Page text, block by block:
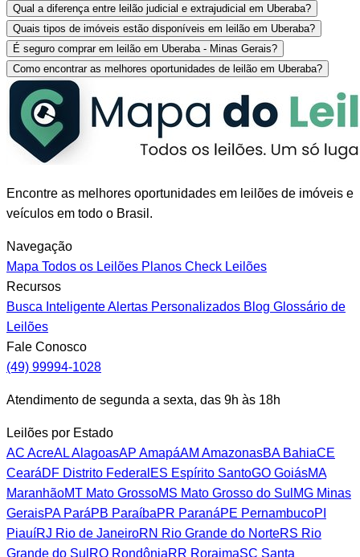
Qual a diferença entre leilão judicial e extrajudicial em Uberaba?
Quais tipos de imóveis estão disponíveis em leilão em Uberaba?
É seguro comprar em leilão em Uberaba - Minas Gerais?
Como encontrar as melhores oportunidades de leilão em Uberaba?
Encontre as melhores oportunidades em leilões de imóveis e
veículos em todo o Brasil.
Navegação
Mapa Todos os Leilões Planos Check Leilões
Recursos
Busca InteligenteAlertas Personalizados Blog Glossário de
Leilões
Fale Conosco
(49) 99994-1028
Atendimento de segunda a sexta, das 9h às 18h
Leilões por Estado
AC AcreALAlagoasAP AmapáAM AmazonasBABahiaCE
CearáDF Distrito Federal ES Espírito SantoGO GoiásMA
MaranhãoMT Mato GrossoMS Mato Grosso do Sul MG Minas
GeraisPAParáPB ParaíbaPR ParanáPE PernambucoPI
PiauíRJ Rio de JaneiroRN Rio Grande do NorteRS Rio
Grande do Sul RO RondôniaRR RoraimaSC Santa